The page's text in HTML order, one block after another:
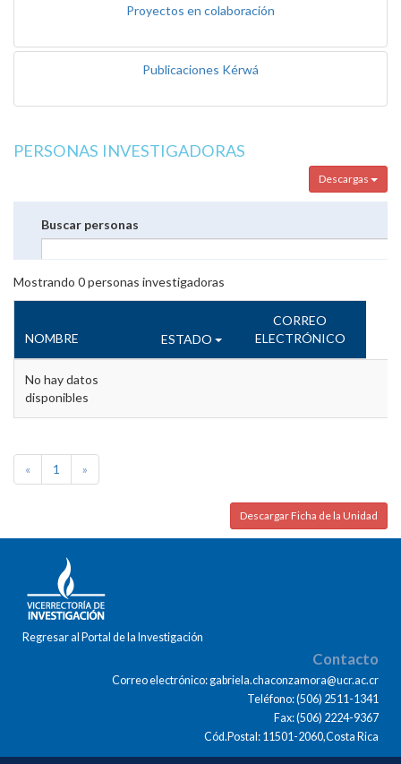
Proyectos en colaboración
Publicaciones Kérwá
PERSONAS INVESTIGADORAS
Descargas
Buscar personas
Mostrando 0personas investigadoras
NOMBRE ESTADO
CORREO
ELECTRÓNICO
No hay datos
disponibles
« 1 »
Descargar Ficha de la Unidad
Regresar al Portal de la Investigación
Contacto
Correo electrónico: gabriela.chaconzamora@ucr.ac.cr
Teléfono: (506) 2511-1341
Fax: (506) 2224-9367
Cód.Postal: 11501-2060,Costa Rica